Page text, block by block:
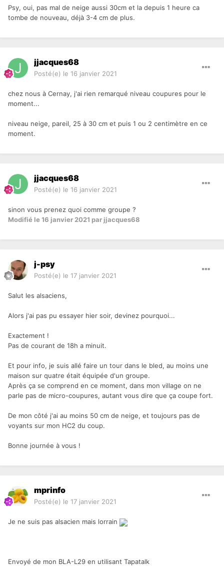
Psy, oui, pas mal de neige aussi 30cm et la depuis 1 heure ca
tombe de nouveau, déjà 3-4 cm de plus.
jjacques68
Posté(e) le 16 janvier 2021
chez nous à Cernay, j'ai rien remarqué niveau coupures pour le
moment...
niveau neige, pareil, 25 à 30 cm et puis 1 ou 2 centimètre en ce
moment.
jjacques68
Posté(e) le 16 janvier 2021
sinon vous prenez quoi comme groupe ?
Modifié le 16 janvier 2021 par jjacques68
j-psy
Posté(e) le 17 janvier 2021
Salut les alsaciens,
Alors j'ai pas pu essayer hier soir, devinez pourquoi...
Exactement !
Pas de courant de 18h a minuit.
Et pour info, je suis allé faire un tour dans le bled, au moins une
maison sur quatre était équipée d'un groupe.
Après ça se comprend en ce moment, dans mon village on ne
parle pas de micro-coupures, autant vous dire que ça coupe fort.
De mon côté j'ai au moins 50 cm de neige, et toujours pas de
voyants sur mon HC2 du coup.
Bonne journée à vous !
mprinfo
Posté(e) le 17 janvier 2021
Je ne suis pas alsacien mais lorrain
Envoyé de mon BLA-L29 en utilisant Tapatalk